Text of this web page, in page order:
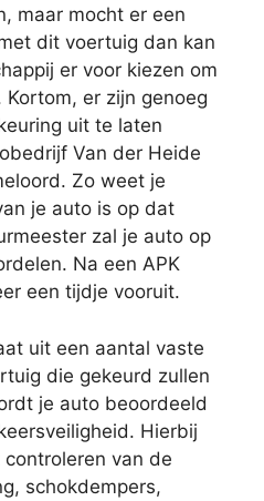
maar mocht er een
dit voertuig dan kan
er voor kiezen om
er zijn genoeg
uit te laten
Van der Heide
Zo weet je
je auto is op dat
zal je auto op
Na een APK
een tijdje vooruit.
uit een aantal vaste
die gekeurd zullen
je auto beoordeeld
Hierbij
van de
schokdempers,